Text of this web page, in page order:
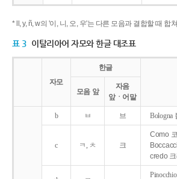
* ll, y, ñ, w의 '이, 니, 오, 우'는 다른 모음과 결합할 때 합
표 3 이탈리아어 자모와 한글 대조표
자모
한글
모음 앞
자음
앞ㆍ어말
b ㅂ 브 Bologna
c ㅋ, ㅊ 크
Como
credo